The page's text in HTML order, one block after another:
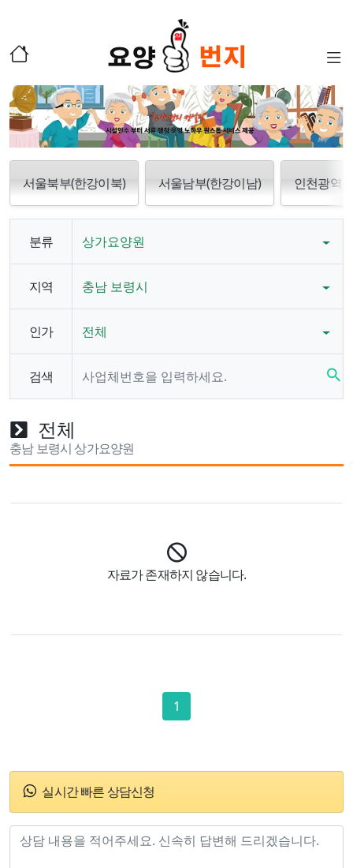
서울북부(한강이북) 서울남부(한강이남) 인천광역시
분류 상가요양원
지역 충남 보령시
인가 전체
검색 search
실시간 빠른 상담신청
전체
충남 보령시 상가요양원
자료가 존재하지 않습니다.
1